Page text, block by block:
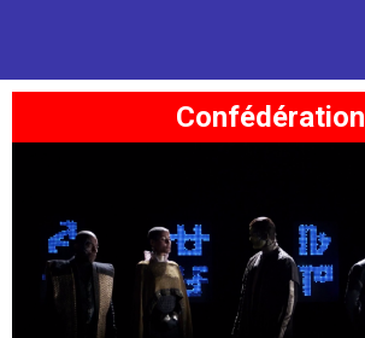
Confédération